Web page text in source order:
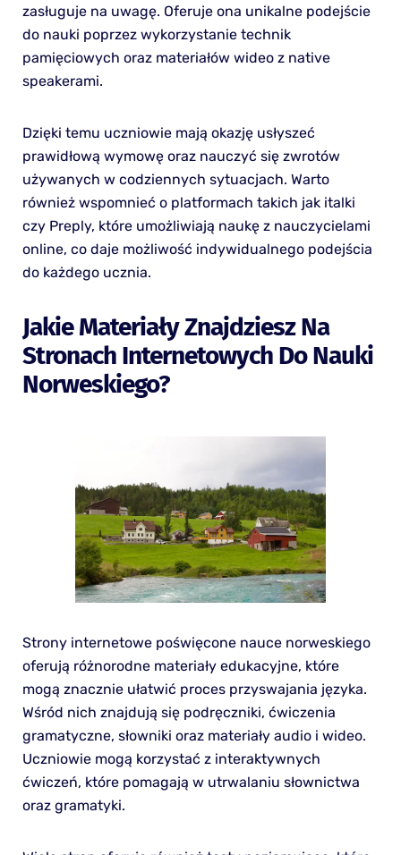
zasługuje na uwagę. Oferuje ona unikalne podejście
do nauki poprzez wykorzystanie technik
pamięciowych oraz materiałów wideo z native
speakerami.
Dzięki temu uczniowie mają okazję usłyszeć
prawidłową wymowę oraz nauczyć się zwrotów
używanych w codziennych sytuacjach. Warto
również wspomnieć o platformach takich jak italki
czy Preply, które umożliwiają naukę z nauczycielami
online, co daje możliwość indywidualnego podejścia
do każdego ucznia.
Jakie Materiały Znajdziesz Na
Stronach Internetowych Do Nauki
Norweskiego?
Strony internetowe poświęcone nauce norweskiego
oferują różnorodne materiały edukacyjne, które
mogą znacznie ułatwić proces przyswajania języka.
Wśród nich znajdują się podręczniki, ćwiczenia
gramatyczne, słowniki oraz materiały audio i wideo.
Uczniowie mogą korzystać z interaktywnych
ćwiczeń, które pomagają w utrwalaniu słownictwa
oraz gramatyki.